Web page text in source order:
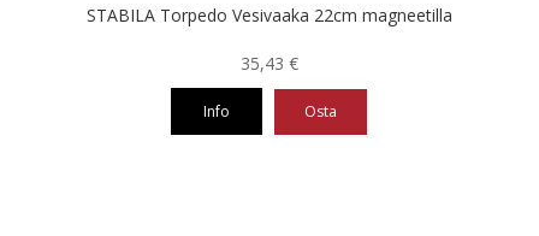
STABILA Torpedo Vesivaaka 22cm magneetilla
35,43 €
Info Osta